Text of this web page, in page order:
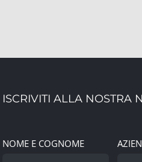
ISCRIVITI ALLA NOSTRA
NOME E COGNOME